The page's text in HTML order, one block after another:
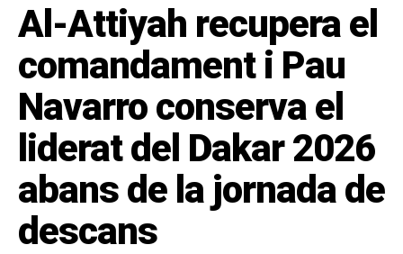
Al-Attiyah recupera el
comandament i Pau
Navarro conserva el
liderat del Dakar 2026
abans de la jornada de
descans